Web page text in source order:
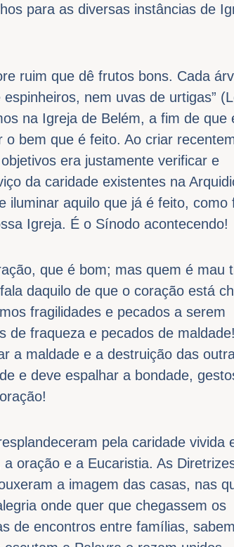
para as diversas instâncias de
ruim que dê frutos bons. Cada
nem uvas de urtigas”
na Igreja de Belém, a fim de que
bem que é feito. Ao criar
era justamente verificar e
da caridade existentes na
iluminar aquilo que já é feito, como
Igreja. É o Sínodo acontecendo!
que é bom; mas quem é mau
daquilo de que o coração está
fragilidades e pecados a serem
de fraqueza e pecados de
a maldade e a destruição das
e deve espalhar a bondade,
pela caridade vivida
oração e a Eucaristia. As
a imagem das casas, nas
onde quer que chegassem os
de encontros entre famílias,